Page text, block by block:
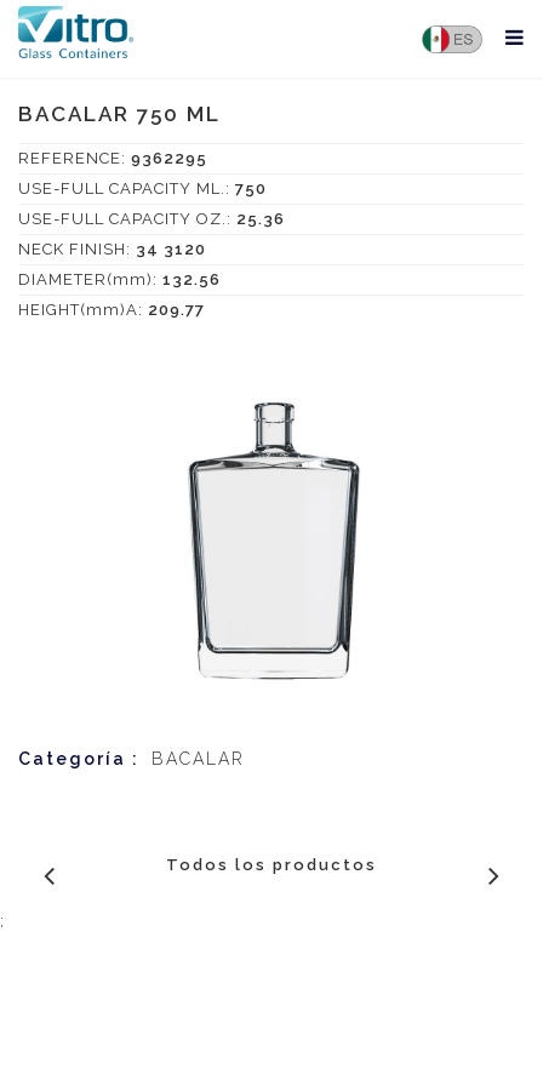
BACALAR 750 ML
REFERENCE: 9362295
USE-FULL CAPACITY ML.: 750
USE-FULL CAPACITY OZ.: 25.36
NECK FINISH: 34 3120
DIAMETER(mm): 132.56
HEIGHT(mm)A: 209.77
Categoría : BACALAR
Todos los productos
;